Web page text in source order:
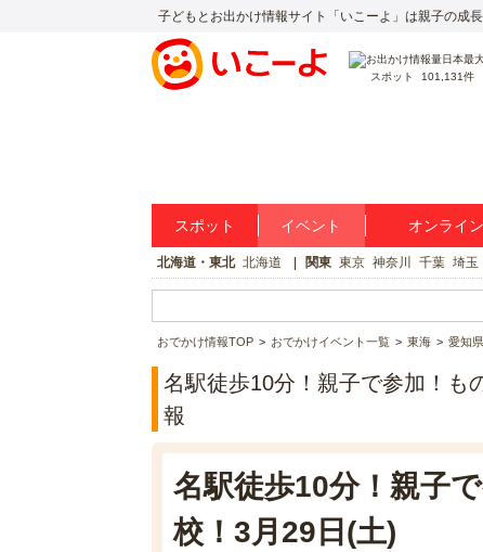
子どもとお出かけ情報サイト「いこーよ」は親子の成
スポット 101,131件
スポット イベント オンライ
北海道・東北 北海道 関東 東京 神奈川 千葉 埼玉
おでかけ情報TOP おでかけイベント一覧 東海 愛知
名駅徒歩10分！親子で参加！も
報
名駅徒歩10分！親子
校！3月29日(土)